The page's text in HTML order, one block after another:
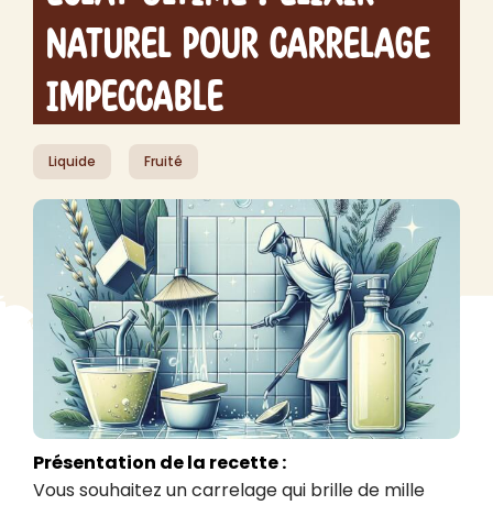
Naturel pour Carrelage
Impeccable
Liquide Fruité
Présentation de la recette :
Vous souhaitez un carrelage qui brille de mille